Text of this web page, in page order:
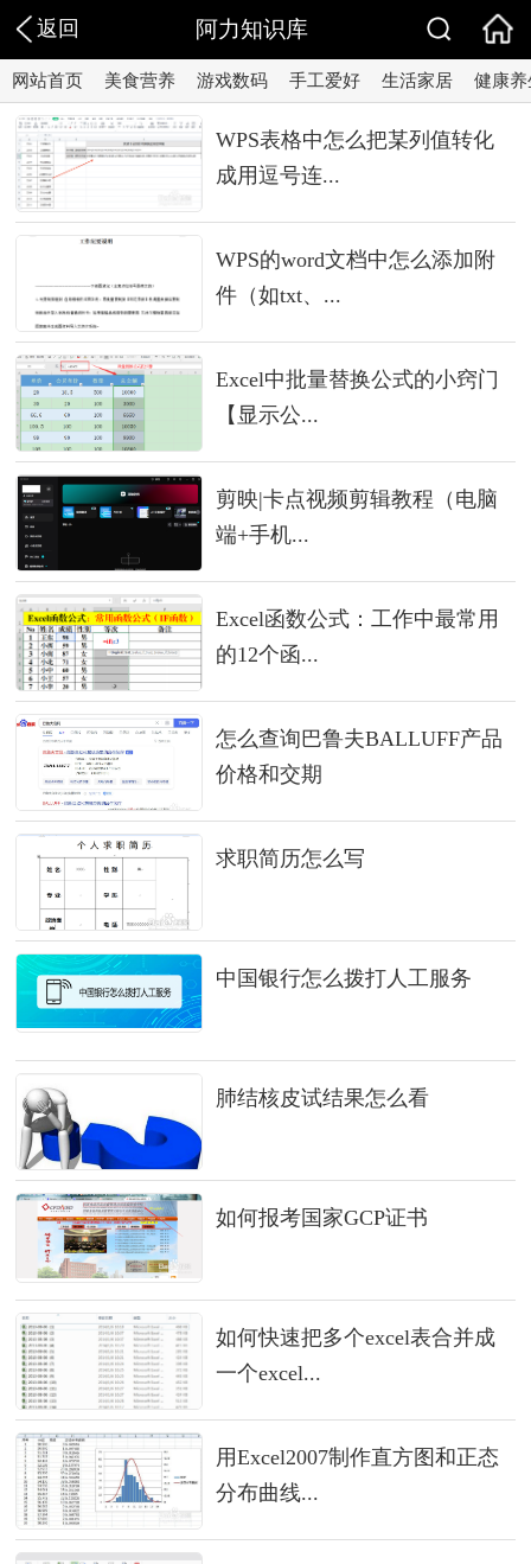
返回 阿力知识库
网站首页 美食营养 游戏数码 手工爱好 生活家居 健康养
WPS表格中怎么把某列值转化
成用逗号连...
WPS的word文档中怎么添加附
件（如txt、...
Excel中批量替换公式的小窍门
【显示公...
剪映|卡点视频剪辑教程（电脑
端+手机...
Excel函数公式：工作中最常用
的12个函...
怎么查询巴鲁夫BALLUFF产品
价格和交期
求职简历怎么写
中国银行怎么拨打人工服务
肺结核皮试结果怎么看
如何报考国家GCP证书
如何快速把多个excel表合并成
一个excel...
用Excel2007制作直方图和正态
分布曲线...